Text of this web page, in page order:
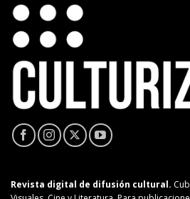
Revista digital de difusión cultural.